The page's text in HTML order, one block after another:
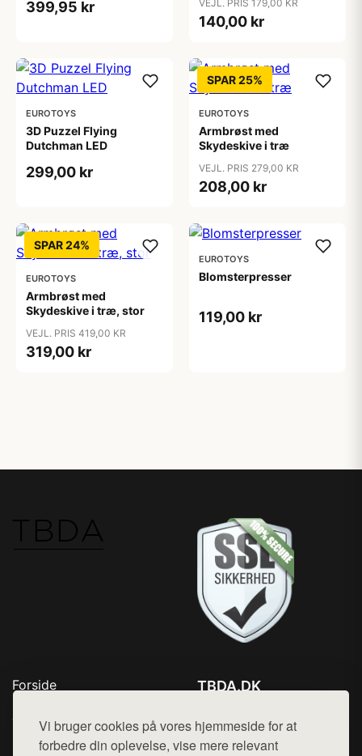
Vi bruger cookies på vores hjemmeside for at
forbedre din oplevelse, vise mere relevant
399,95 kr VEJL. PRIS 179,00 KR
140,00 kr
EUROTOYS
3D Puzzel Flying
Dutchman LED
299,00 kr
SPAR 25%
EUROTOYS
Armbrøst med
Skydeskive i træ
VEJL. PRIS 279,00 KR
208,00 kr
SPAR 24%
EUROTOYS
Armbrøst med
Skydeskive i træ, stor
VEJL. PRIS 419,00 KR
319,00 kr
EUROTOYS
Blomsterpresser
119,00 kr
Forside
Top Rabatter
Kontakt
TBDA.DK
Mail: hej@want.dk